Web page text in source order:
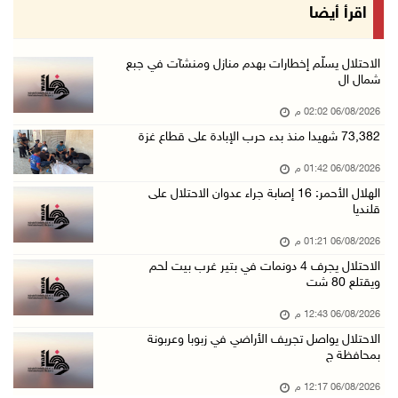
الحصار يعيد صناعة الفخار إلى الواجهة في غزة
الاحتلال يواصل تجريف الأراضي في زبوبا وعربونة ...
محافظة القدس: العدوان على مخيم قلنديا يستهدف ...
الاحتلال يعتقل 3 مواطنين من أريحا
06/آب/2026 12:15 م
الاحتلال يهدم منزلا شرق الخليل
06/آب/2026 11:50 ص
فتوح: العدوان على مخيم قلنديا تصعيد منظم يندر ...
اقرأ أيضا
الاحتلال يسلّم إخطارات بهدم منازل ومنشآت في جبع
شمال ال
06/08/2026 02:02 م
73,382 شهيدا منذ بدء حرب الإبادة على قطاع غزة
06/08/2026 01:42 م
الهلال الأحمر: 16 إصابة جراء عدوان الاحتلال على
قلنديا
06/08/2026 01:21 م
الاحتلال يجرف 4 دونمات في بتير غرب بيت لحم
ويقتلع 80 شت
06/08/2026 12:43 م
الاحتلال يواصل تجريف الأراضي في زبوبا وعربونة
بمحافظة ج
06/08/2026 12:17 م